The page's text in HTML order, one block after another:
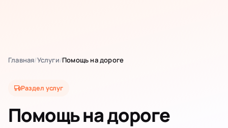
Главная/Услуги/Помощь на дороге
Раздел услуг
Помощь на дороге